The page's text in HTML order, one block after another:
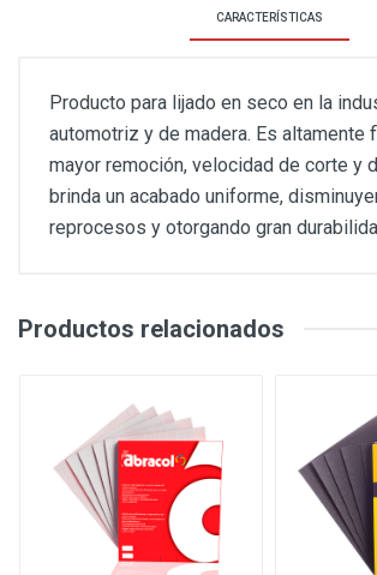
CARACTERÍSTICAS
Producto para lijado en seco en la
automotriz y de madera. Es altamente
mayor remoción, velocidad de corte y
brinda un acabado uniforme,
reprocesos y otorgando gran
Productos relacionados